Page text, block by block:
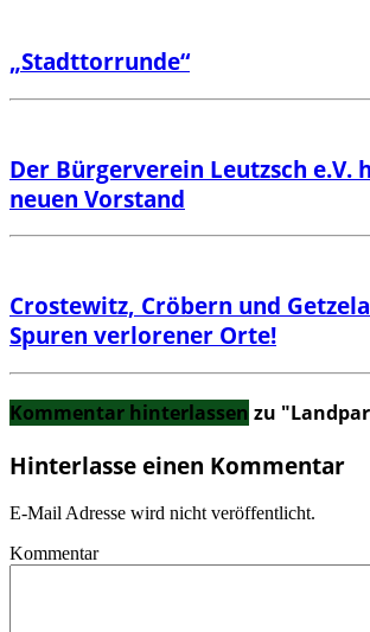
„Stadttorrunde“
Der Bürgerverein Leutzsch e.V.
neuen Vorstand
Crostewitz, Cröbern und
Spuren verlorener Orte!
Kommentar hinterlassen zu
Hinterlasse einen Kommentar
E-Mail Adresse wird nicht veröffentlicht.
Kommentar